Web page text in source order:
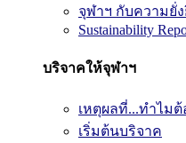
จุฬาฯ กับความยั่
Sustainability
บริจาคให้จุฬาฯ
เหตุผลที่...ทำไม
เริ่มต้นบริจาค